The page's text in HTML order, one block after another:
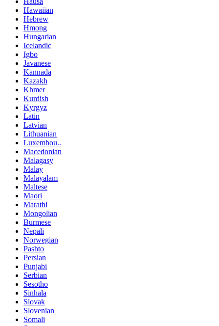
Hawaiian
Hebrew
Hmong
Hungarian
Icelandic
Igbo
Javanese
Kannada
Kazakh
Khmer
Kurdish
Kyrgyz
Latin
Latvian
Lithuanian
Luxembou..
Macedonian
Malagasy
Malay
Malayalam
Maltese
Maori
Marathi
Mongolian
Burmese
Nepali
Norwegian
Pashto
Persian
Punjabi
Serbian
Sesotho
Sinhala
Slovak
Slovenian
Somali